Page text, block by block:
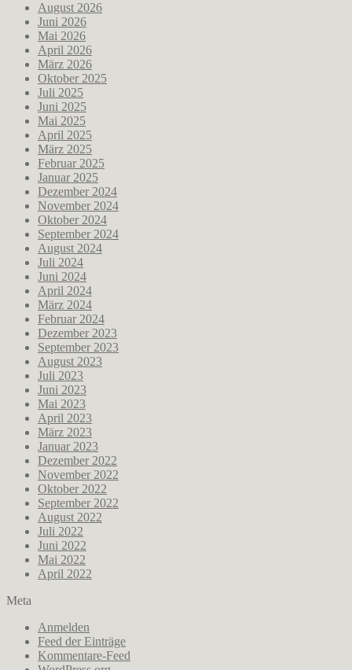
August 2026
Juni 2026
Mai 2026
April 2026
März 2026
Oktober 2025
Juli 2025
Juni 2025
Mai 2025
April 2025
März 2025
Februar 2025
Januar 2025
Dezember 2024
November 2024
Oktober 2024
September 2024
August 2024
Juli 2024
Juni 2024
April 2024
März 2024
Februar 2024
Dezember 2023
September 2023
August 2023
Juli 2023
Juni 2023
Mai 2023
April 2023
März 2023
Januar 2023
Dezember 2022
November 2022
Oktober 2022
September 2022
August 2022
Juli 2022
Juni 2022
Mai 2022
April 2022
Meta
Anmelden
Feed der Einträge
Kommentare-Feed